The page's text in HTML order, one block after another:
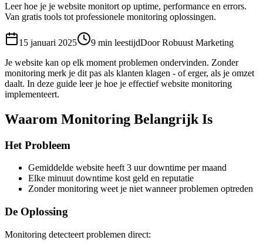
Leer hoe je je website monitort op uptime, performance en errors.
Van gratis tools tot professionele monitoring oplossingen.
15 januari 2025 9 min leestijdDoor Robuust Marketing
Je website kan op elk moment problemen ondervinden. Zonder
monitoring merk je dit pas als klanten klagen - of erger, als je omzet
daalt. In deze guide leer je hoe je effectief website monitoring
implementeert.
Waarom Monitoring Belangrijk Is
Het Probleem
Gemiddelde website heeft 3 uur downtime per maand
Elke minuut downtime kost geld en reputatie
Zonder monitoring weet je niet wanneer problemen optreden
De Oplossing
Monitoring detecteert problemen direct: